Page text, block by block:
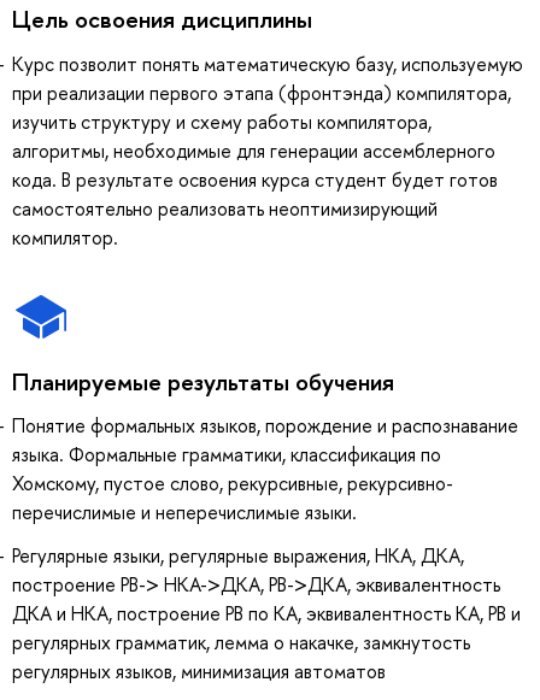
Цель освоения дисциплины
Курс позволит понять математическую базу, используемую
при реализации первого этапа (фронтэнда) компилятора,
изучить структуру и схему работы компилятора,
алгоритмы, необходимые для генерации ассемблерного
кода. В результате освоения курса студент будет готов
самостоятельно реализовать неоптимизирующий
компилятор.
Планируемые результаты обучения
Понятие формальных языков, порождение и распознавание
языка. Формальные грамматики, классификация по
Хомскому, пустое слово, рекурсивные, рекурсивно-
перечислимые и неперечислимые языки.
Регулярные языки, регулярные выражения, НКА, ДКА,
построение РВ-> НКА->ДКА, РВ->ДКА, эквивалентность
ДКА и НКА, построение РВ по КА, эквивалентность КА, РВ и
регулярных грамматик, лемма о накачке, замкнутость
регулярных языков, минимизация автоматов